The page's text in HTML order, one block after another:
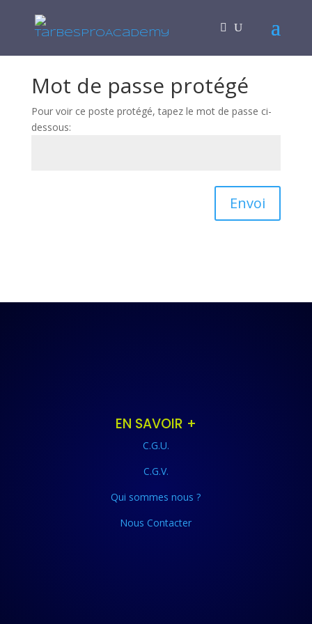
Mot de passe protégé
Pour voir ce poste protégé, tapez le mot de passe ci-
dessous:
Envoi
EN SAVOIR +
C.G.U.
C.G.V.
Qui sommes nous ?
Nous Contacter